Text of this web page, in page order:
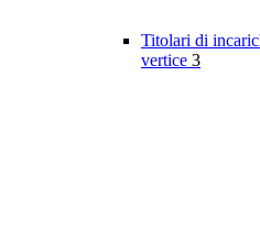
Titolari di
vertice 3